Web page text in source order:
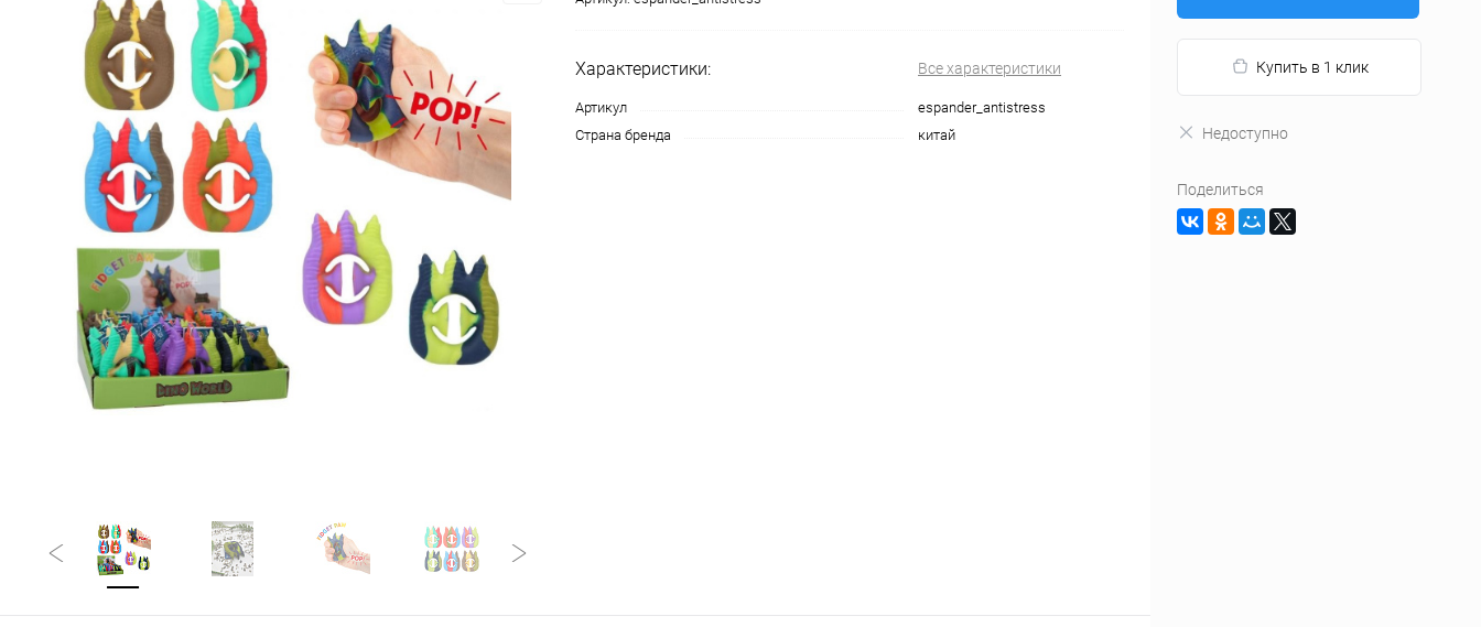
Характеристики: Все характеристики
Артикул
espander_antistress
Страна бренда
китай
Купить в 1 клик
Недоступно
Поделиться